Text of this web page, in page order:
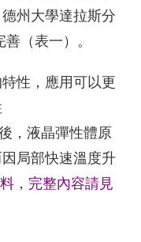
州大學達拉斯分
（表一）。
性，應用可以更
，液晶彈性體原
局部快速溫度升
，完整內容請見